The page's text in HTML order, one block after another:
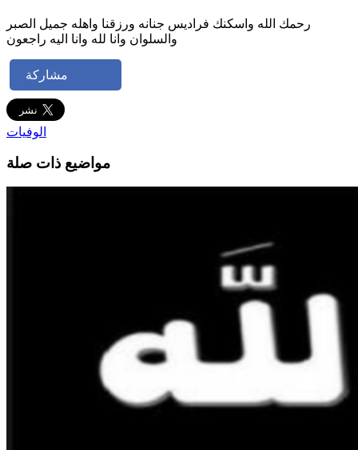
رحمك الله واسكنك فراديس جنانه ورزقنا واهله جميل الصبر
والسلوان وانا لله وانا اليه راجعون
مشاركة
الوفيات
مواضيع ذات صلة